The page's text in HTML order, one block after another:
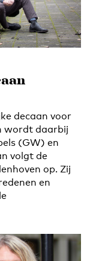
decaan voor
wordt daarbij
(GW) en
volgt de
op. Zij
en